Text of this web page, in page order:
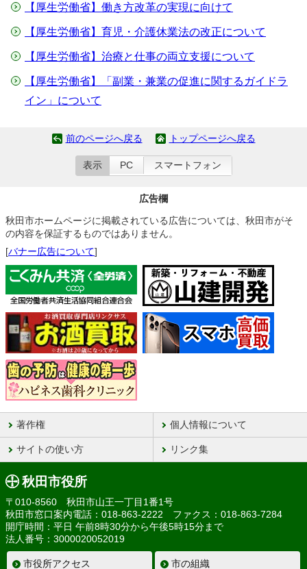
【厚生労働省】働き方改革の実現に向けて
【厚生労働省】育児・介護休業法の改正について
【厚生労働省】治療と仕事の両立支援について
【厚生労働省】「副業・兼業の促進に関するガイドラ
イン」について
前のページへ戻る トップページへ戻る
表示 PC スマートフォン
広告欄
秋田市ホームページに掲載されている広告については、秋田市がそ
の内容を保証するものではありません。
[バナー広告について]
著作権 個人情報について
サイトの使い方 リンク集
秋田市役所
〒010-8560 秋田市山王一丁目1番1号
秋田市窓口案内電話：018-863-2222 ファクス：018-863-7284
開庁時間：平日 午前8時30分から午後5時15分まで
法人番号：3000020052019
市役所アクセス 市の組織